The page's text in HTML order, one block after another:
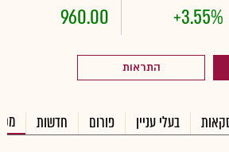
+3.55%
960.00
התראות
בעלי עניין פורום חדשות